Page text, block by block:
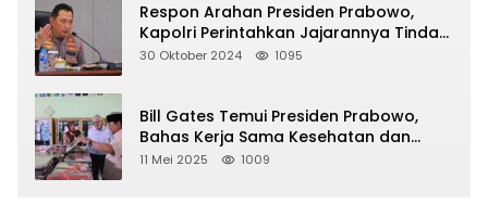
Respon Arahan Presiden Prabowo,
Kapolri Perintahkan Jajarannya Tindak
Tegas Pelaku Judi Online
30 Oktober 2024 1095
Bill Gates Temui Presiden Prabowo,
Bahas Kerja Sama Kesehatan dan
Program Makan Bergizi Gratis
11 Mei 2025 1009